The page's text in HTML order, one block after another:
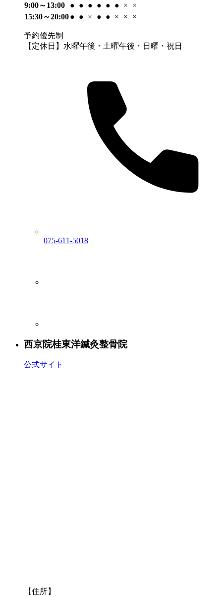
9:00～13:00
● ● ● ● ● ● ×
×
15:30～20:00● ● × ● ● × × ×
予約優先制
【定休日】水曜午後・土曜午後・日曜・祝日
075-611-5018
西京院桂東洋鍼灸整骨院
公式サイト
【住所】